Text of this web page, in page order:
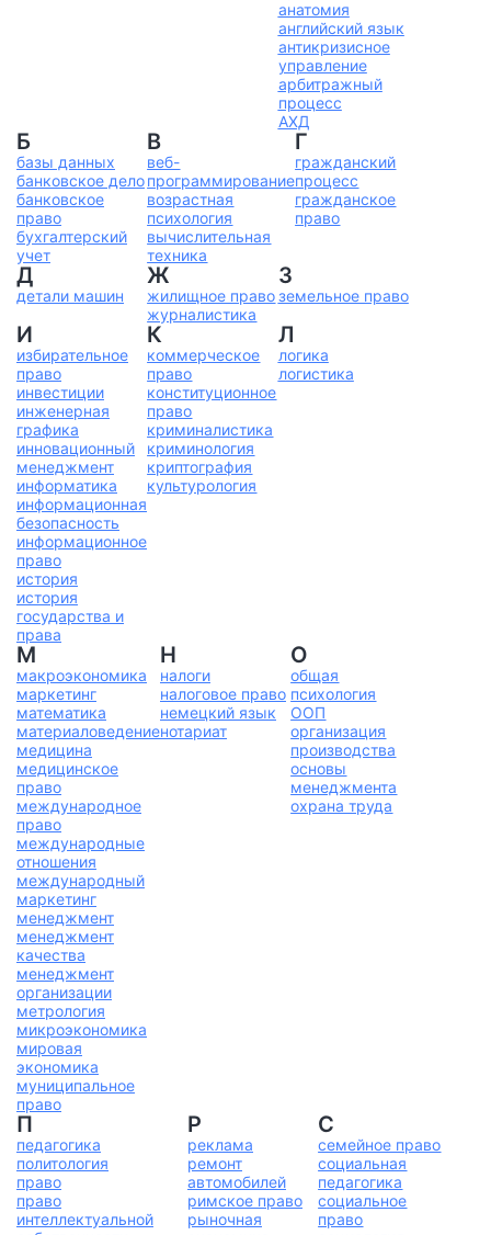
анатомия
английский язык
антикризисное
управление
арбитражный
процесс
АХД
Б
базы данных
банковское дело
банковское
право
бухгалтерский
учет
В
веб-
программирование
возрастная
психология
вычислительная
техника
Г
гражданский
процесс
гражданское
право
Д
детали машин
Ж
жилищное право
журналистика
З
земельное право
И
избирательное
право
инвестиции
инженерная
графика
инновационный
менеджмент
информатика
информационная
безопасность
информационное
право
история
история
государства и
права
К
коммерческое
право
конституционное
право
криминалистика
криминология
криптография
культурология
Л
логика
логистика
М
макроэкономика
маркетинг
математика
материаловедение
медицина
медицинское
право
международное
право
международные
отношения
международный
маркетинг
менеджмент
менеджмент
качества
менеджмент
организации
метрология
микроэкономика
мировая
экономика
муниципальное
право
Н
налоги
налоговое право
немецкий язык
нотариат
О
общая
психология
ООП
организация
производства
основы
менеджмента
охрана труда
П
педагогика
политология
право
право
интеллектуальной
Р
реклама
ремонт
автомобилей
римское право
рыночная
С
семейное право
социальная
педагогика
социальное
право